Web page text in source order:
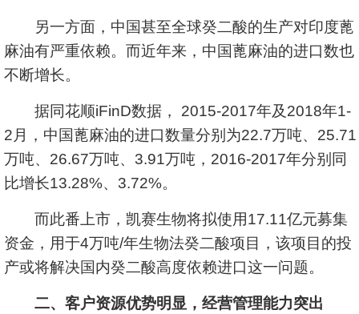
另一方面，中国甚至全球癸二酸的生产对印度蓖
麻油有严重依赖。而近年来，中国蓖麻油的进口数也
不断增长。
据同花顺iFinD数据， 2015-2017年及2018年1-
2月，中国蓖麻油的进口数量分别为22.7万吨、25.71
万吨、26.67万吨、3.91万吨，2016-2017年分别同
比增长13.28%、3.72%。
而此番上市，凯赛生物将拟使用17.11亿元募集
资金，用于4万吨/年生物法癸二酸项目，该项目的投
产或将解决国内癸二酸高度依赖进口这一问题。
二、客户资源优势明显，经营管理能力突出